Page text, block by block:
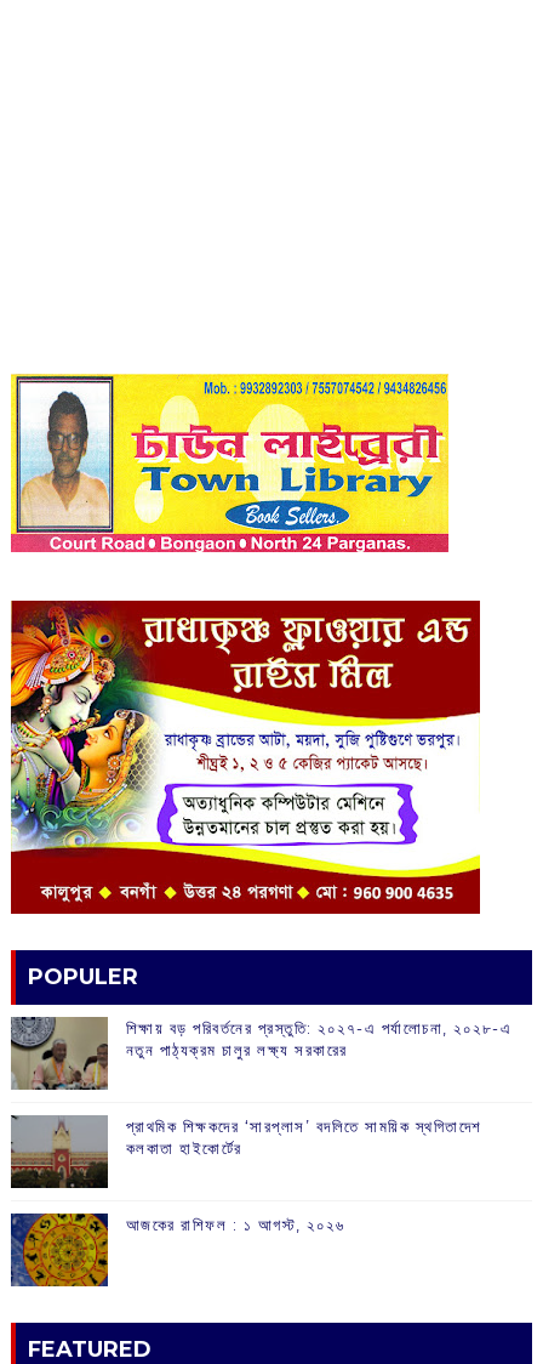
POPULER
শিক্ষায় বড় পরিবর্তনের প্রস্তুতি: ২০২৭-এ পর্যালোচনা, ২০২৮-এ
নতুন পাঠ্যক্রম চালুর লক্ষ্য সরকারের
প্রাথমিক শিক্ষকদের ‘সারপ্লাস’ বদলিতে সাময়িক স্থগিতাদেশ
কলকাতা হাইকোর্টের
আজকের রাশিফল :‌ ‌‌১ আগস্ট, ২০২৬
FEATURED